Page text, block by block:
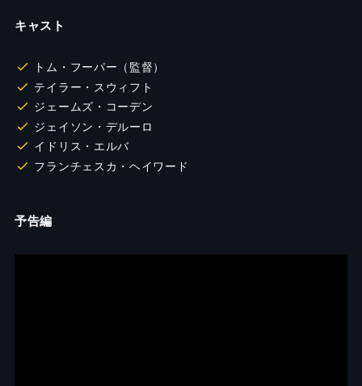
キャスト
トム・フーパー（監督）
テイラー・スウィフト
ジェームズ・コーデン
ジェイソン・デルーロ
イドリス・エルバ
フランチェスカ・ヘイワード
予告編